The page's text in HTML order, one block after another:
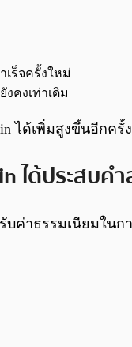
ร็จครั้งใหม่
คงเท่าเดิม
ได้เพิ่มสูงขึ้นอีกค
ได้ประสบคำ
ค่าธรรมเนียมในก